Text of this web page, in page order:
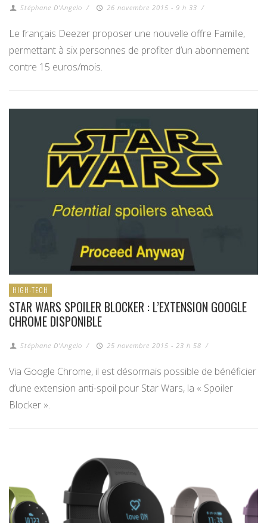
Stéphane D'Angelo / 26 novembre 2015 - 9 h 33 /
Le français Deezer proposer une nouvelle offre Famille,
permettant à six personnes de profiter d’un abonnement
contre 15 euros/mois.
HIGH-TECH
STAR WARS SPOILER BLOCKER : L’EXTENSION GOOGLE
CHROME DISPONIBLE
Stéphane D'Angelo / 25 novembre 2015 - 23 h 58 /
Via Google Chrome, il est désormais possible de bénéficier
d’une extension anti-spoil pour Star Wars, la « Spoiler
Blocker ».